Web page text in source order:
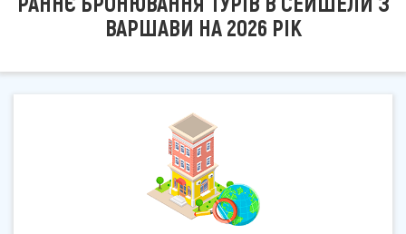
ВАРШАВИ НА 2026 РІК